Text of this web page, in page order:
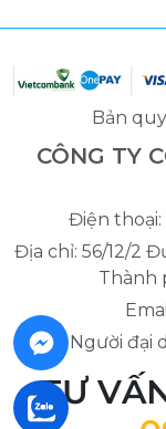
Bản
CÔNG TY
Điện thoại:
Địa chỉ: 56/12/2
Thành
Người đại
TƯ